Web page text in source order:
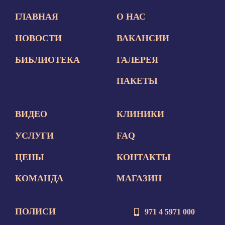
ГЛАВНАЯ
НОВОСТИ
БИБЛИОТЕКА
О НАС
ВАКАНСИИ
ГАЛЕРЕЯ
ПАКЕТЫ
ВИДЕО
УСЛУГИ
ЦЕНЫ
КОМАНДА
КЛИНИКИ
FAQ
КОНТАКТЫ
МАГАЗИН
ПОЛИСИ 971 4 5971 000